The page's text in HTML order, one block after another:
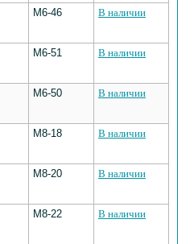
М6-46 В наличии
М6-51 В наличии
М6-50 В наличии
М8-18 В наличии
М8-20 В наличии
М8-22 В наличии